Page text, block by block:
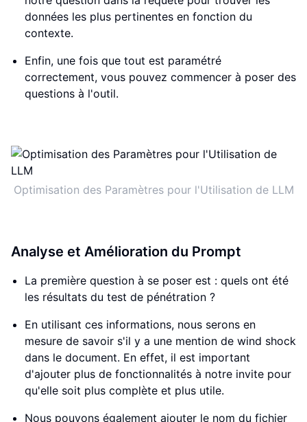
données les plus pertinentes en fonction du
contexte.
Enfin, une fois que tout est paramétré
correctement, vous pouvez commencer à poser des
questions à l'outil.
Optimisation des Paramètres pour l'Utilisation de LLM
Analyse et Amélioration du Prompt
La première question à se poser est : quels ont été
les résultats du test de pénétration ?
En utilisant ces informations, nous serons en
mesure de savoir s'il y a une mention de wind shock
dans le document. En effet, il est important
d'ajouter plus de fonctionnalités à notre invite pour
qu'elle soit plus complète et plus utile.
Nous pouvons également ajouter le nom du fichier